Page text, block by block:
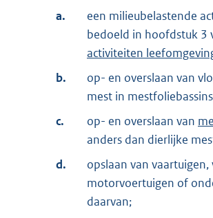
a.
een milieubelastende
bedoeld in hoofdstuk 3
activiteiten
b.
op- en overslaan van
mest in
c.
op- en overslaan van
anders dan dierlijke
d.
opslaan van
motorvoertuigen of
daarvan;